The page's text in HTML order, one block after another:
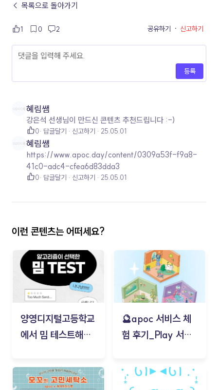
← 목록으로 돌아가기
1 0 2 공유하기 · 신고하기
등록
혜림쌤
강은석 선생님이 만드신 콘텐츠 추천드립니다 :-)
0 답글달기 신고하기 25.05.01
혜림쌤
https://www.apoc.day/content/0309a53f-f9a8-
41c0-adc4-cfea6d83dda3
0 답글달기 신고하기 25.05.01
이런 콘텐츠는 어떠세요?
양영디지털고등학교
에서 밈 테스트해보
🔮apoc 서비스 체
험 후기_Play 서비
김태현